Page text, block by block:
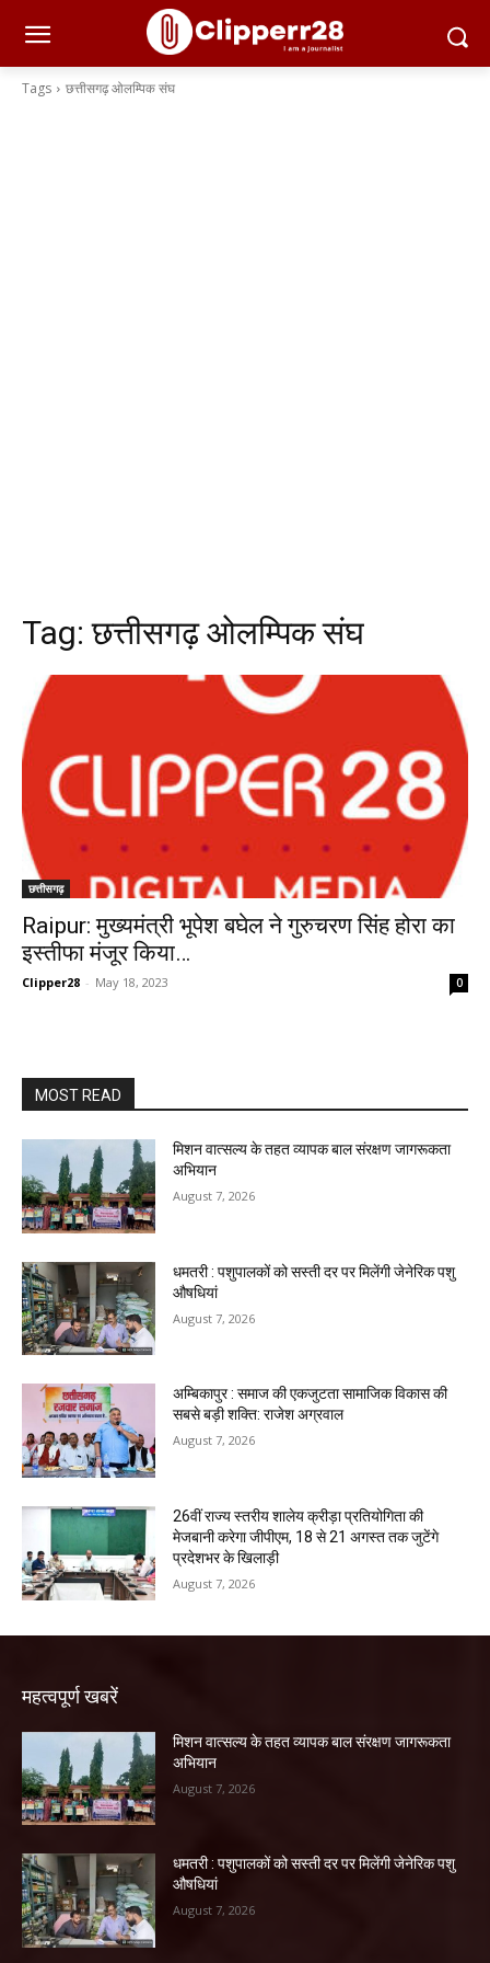
Tags छत्तीसगढ़ ओलम्पिक संघ
Tag:छत्तीसगढ़ ओलम्पिक संघ
छत्तीसगढ़
Raipur: मुख्यमंत्री भूपेश बघेल ने गुरुचरण सिंह होरा का
इस्तीफा मंजूर किया…
Clipper28 - May 18, 2023 0
MOST READ
मिशन वात्सल्य के तहत व्यापक बाल संरक्षण जागरूकता
अभियान
August 7, 2026
धमतरी : पशुपालकों को सस्ती दर पर मिलेंगी जेनेरिक पशु
औषधियां
August 7, 2026
अम्बिकापुर : समाज की एकजुटता सामाजिक विकास की
सबसे बड़ी शक्ति: राजेश अग्रवाल
August 7, 2026
26वीं राज्य स्तरीय शालेय क्रीड़ा प्रतियोगिता की
मेजबानी करेगा जीपीएम, 18 से 21 अगस्त तक जुटेंगे
प्रदेशभर के खिलाड़ी
August 7, 2026
महत्वपूर्ण खबरें
मिशन वात्सल्य के तहत व्यापक बाल संरक्षण जागरूकता
अभियान
August 7, 2026
धमतरी : पशुपालकों को सस्ती दर पर मिलेंगी जेनेरिक पशु
औषधियां
August 7, 2026